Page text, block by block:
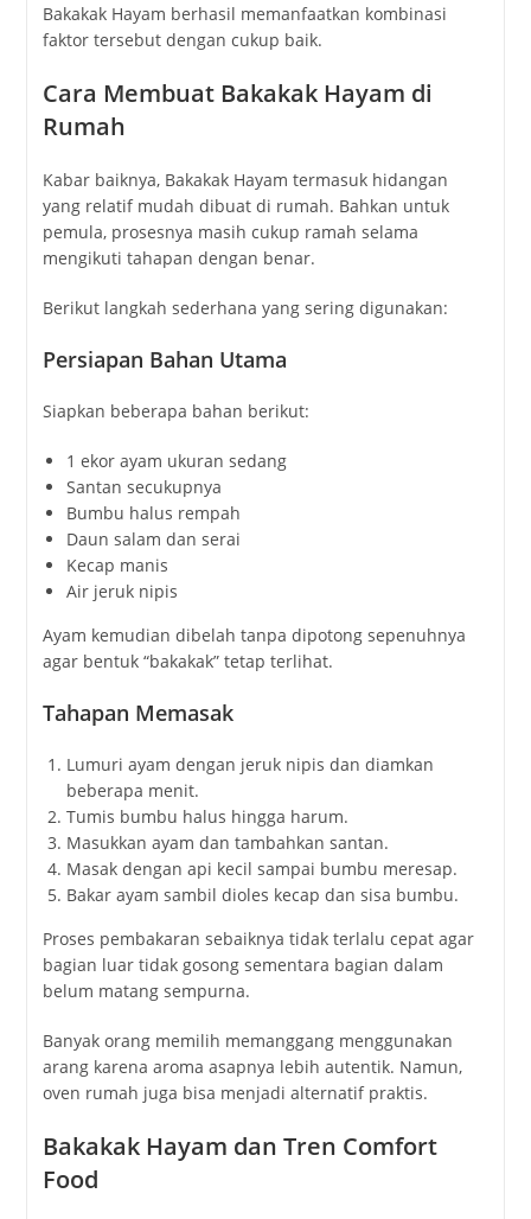
Bakakak Hayam berhasil memanfaatkan kombinasi
faktor tersebut dengan cukup baik.
Cara Membuat Bakakak Hayam di
Rumah
Kabar baiknya, Bakakak Hayam termasuk hidangan
yang relatif mudah dibuat di rumah. Bahkan untuk
pemula, prosesnya masih cukup ramah selama
mengikuti tahapan dengan benar.
Berikut langkah sederhana yang sering digunakan:
Persiapan Bahan Utama
Siapkan beberapa bahan berikut:
1 ekor ayam ukuran sedang
Santan secukupnya
Bumbu halus rempah
Daun salam dan serai
Kecap manis
Air jeruk nipis
Ayam kemudian dibelah tanpa dipotong sepenuhnya
agar bentuk “bakakak” tetap terlihat.
Tahapan Memasak
Lumuri ayam dengan jeruk nipis dan diamkan
beberapa menit.
Tumis bumbu halus hingga harum.
Masukkan ayam dan tambahkan santan.
Masak dengan api kecil sampai bumbu meresap.
Bakar ayam sambil dioles kecap dan sisa bumbu.
Proses pembakaran sebaiknya tidak terlalu cepat agar
bagian luar tidak gosong sementara bagian dalam
belum matang sempurna.
Banyak orang memilih memanggang menggunakan
arang karena aroma asapnya lebih autentik. Namun,
oven rumah juga bisa menjadi alternatif praktis.
Bakakak Hayam dan Tren Comfort
Food